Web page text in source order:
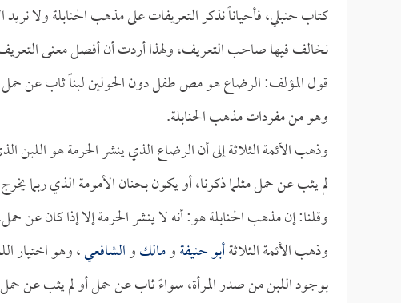
كتاب حنبلي، فأحياناً نذكر التعريفات على مذهب الحنابلة ولا نريد
نخالف فيها صاحب التعريف، ولهذا أردت أن أفصل معنى
قول المؤلف: الرضاع هو مص طفل دون الحولين لبناً ثاب عن
وهو من مفردات مذهب الحنابلة.
وذهب الأئمة الثلاثة إلى أن الرضاع الذي ينشر الحرمة هو
لم يثب عن حمل مثلما ذكرنا، أو يكون بحنان الأمومة الذي ربما
وقلنا: إن مذهب الحنابلة هو: أنه لا ينشر الحرمة إلا إذا كان عن
وذهب الأئمة الثلاثةأبو حنيفةومالكوالشافعي، وهو اختيار
بوجود اللبن من صدر المرأة، سواءً ثاب عن حمل أو لم يثب عن